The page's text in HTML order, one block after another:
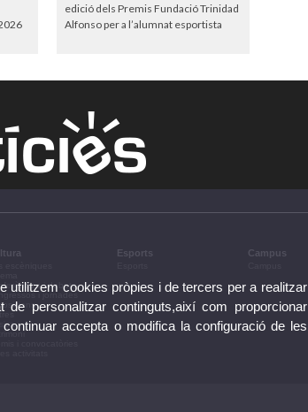
edició dels Premis Fundació Trinidad
Alfonso per a l’alumnat esportista
i debats
i jornades
Esports Campus
utilitzem cookies pròpies i de tercers per a realitzar
personalitzar continguts,així com proporcionar
accepta o modifica la configuració de les